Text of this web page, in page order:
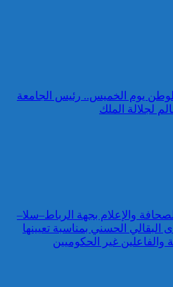
للوطن يوم الخميس.. رئيس الجامعة
لجلالة الملك
والإعلام بجهة الرباط–سلا–
البقالي الحسني بمناسبة تعيينها
والفاعلين غير الحكوميين